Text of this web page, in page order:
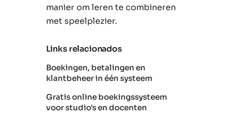
manier om leren te combineren
met speelplezier.
Links relacionados
Boekingen, betalingen en
klantbeheer in één systeem
Gratis online boekingssysteem
voor studio's en docenten